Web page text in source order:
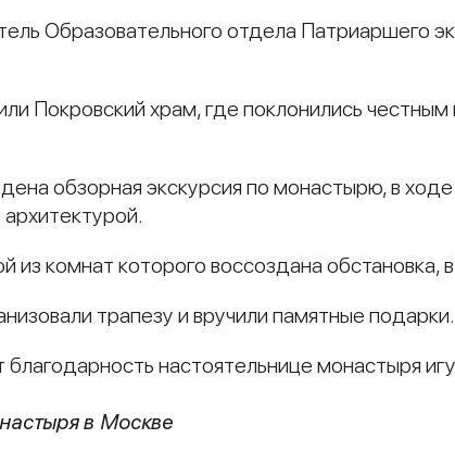
Образовательного отдела Патриаршего
Покровский храм, где поклонились
обзорная экскурсия по монастырю, в
из комнат которого воссоздана обстановка,
трапезу и вручили памятные подарки.
настоятельнице монастыря
в Москве